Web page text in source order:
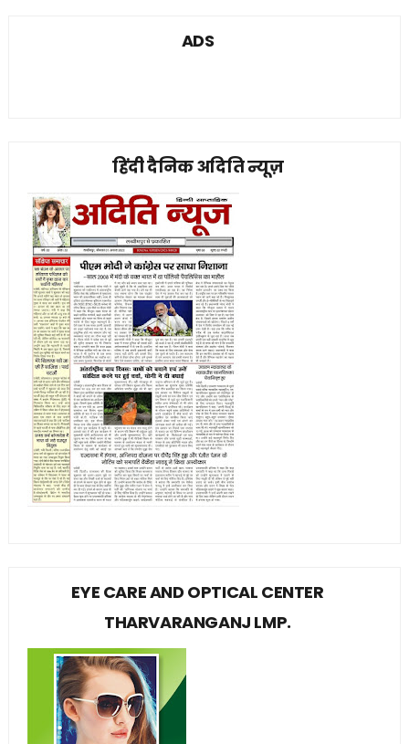
ADS
हिंदी दैनिक अदिति न्यूज़
EYE CARE AND OPTICAL CENTER
THARVARANGANJ LMP.